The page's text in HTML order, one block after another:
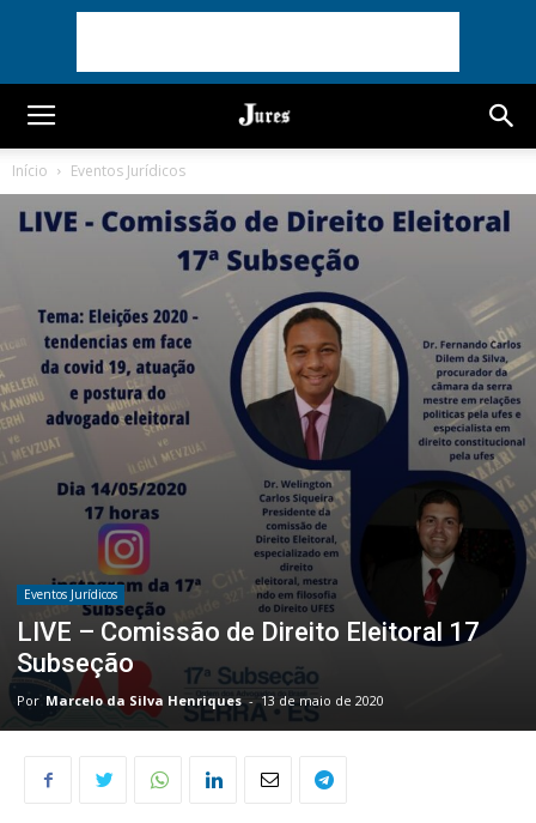
Início Eventos Jurídicos
Eventos Jurídicos
LIVE – Comissão de Direito Eleitoral 17
Subseção
Por Marcelo da Silva Henriques - 13 de maio de 2020